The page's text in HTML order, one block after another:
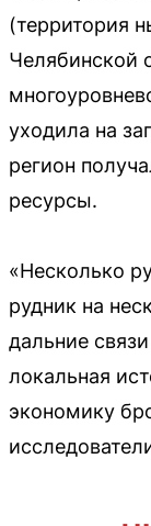
(территория
Челябинской
уходила на
регион
ресурсы.
«Несколько
рудник на
дальние
локальная
экономику